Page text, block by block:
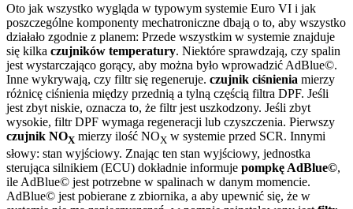
Oto jak wszystko wygląda w typowym systemie Euro VI i jak
poszczególne komponenty mechatroniczne dbają o to, aby wszystko
działało zgodnie z planem: Przede wszystkim w systemie znajduje
się kilka czujników temperatury. Niektóre sprawdzają, czy spalin
jest wystarczająco gorący, aby można było wprowadzić AdBlue©.
Inne wykrywają, czy filtr się regeneruje. czujnik ciśnienia mierzy
różnicę ciśnienia między przednią a tylną częścią filtra DPF. Jeśli
jest zbyt niskie, oznacza to, że filtr jest uszkodzony. Jeśli zbyt
wysokie, filtr DPF wymaga regeneracji lub czyszczenia. Pierwszy
czujnik NOX mierzy ilość NOX w systemie przed SCR. Innymi
słowy: stan wyjściowy. Znając ten stan wyjściowy, jednostka
sterująca silnikiem (ECU) dokładnie informuje pompkę AdBlue©,
ile AdBlue© jest potrzebne w spalinach w danym momencie.
AdBlue© jest pobierane z zbiornika, a aby upewnić się, że w